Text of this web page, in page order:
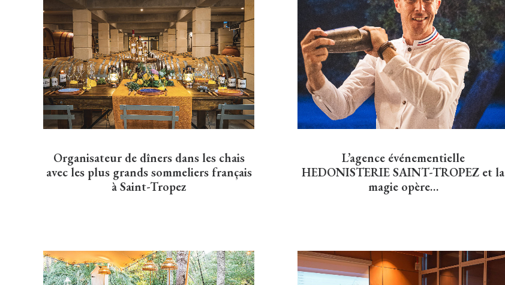
Organisateur de dîners dans les chais
avec les plus grands sommeliers français
à Saint-Tropez
L’agence événementielle
HEDONISTERIE SAINT-TROPEZ et la
magie opère…